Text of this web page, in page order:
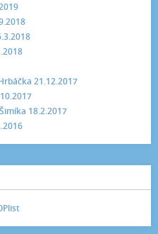
21.12.2017
18.2.2017